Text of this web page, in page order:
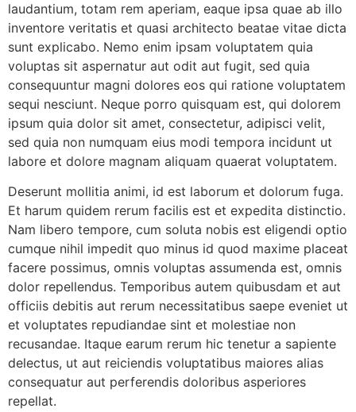
laudantium, totam rem aperiam, eaque ipsa quae ab illo
inventore veritatis et quasi architecto beatae vitae dicta
sunt explicabo. Nemo enim ipsam voluptatem quia
voluptas sit aspernatur aut odit aut fugit, sed quia
consequuntur magni dolores eos qui ratione voluptatem
sequi nesciunt. Neque porro quisquam est, qui dolorem
ipsum quia dolor sit amet, consectetur, adipisci velit,
sed quia non numquam eius modi tempora incidunt ut
labore et dolore magnam aliquam quaerat voluptatem.
Deserunt mollitia animi, id est laborum et dolorum fuga.
Et harum quidem rerum facilis est et expedita distinctio.
Nam libero tempore, cum soluta nobis est eligendi optio
cumque nihil impedit quo minus id quod maxime placeat
facere possimus, omnis voluptas assumenda est, omnis
dolor repellendus. Temporibus autem quibusdam et aut
officiis debitis aut rerum necessitatibus saepe eveniet ut
et voluptates repudiandae sint et molestiae non
recusandae. Itaque earum rerum hic tenetur a sapiente
delectus, ut aut reiciendis voluptatibus maiores alias
consequatur aut perferendis doloribus asperiores
repellat.